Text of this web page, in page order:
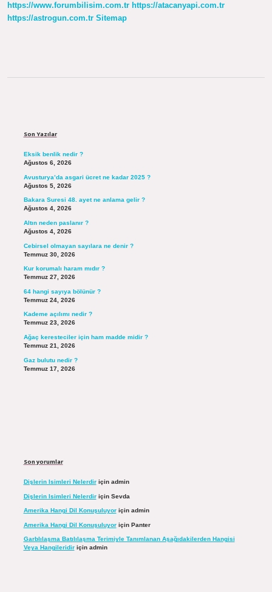
https://www.forumbilisim.com.tr https://atacanyapi.com.tr
https://astrogun.com.tr Sitemap
Son Yazılar
Eksik benlik nedir ?
Ağustos 6, 2026
Avusturya’da asgari ücret ne kadar 2025 ?
Ağustos 5, 2026
Bakara Suresi 48. ayet ne anlama gelir ?
Ağustos 4, 2026
Altın neden paslanır ?
Ağustos 4, 2026
Cebirsel olmayan sayılara ne denir ?
Temmuz 30, 2026
Kur korumalı haram mıdır ?
Temmuz 27, 2026
64 hangi sayıya bölünür ?
Temmuz 24, 2026
Kademe açılımı nedir ?
Temmuz 23, 2026
Ağaç keresteciler için ham madde midir ?
Temmuz 21, 2026
Gaz bulutu nedir ?
Temmuz 17, 2026
Son yorumlar
Dişlerin Isimleri Nelerdiriçin admin
Dişlerin Isimleri Nelerdiriçin Sevda
Amerika Hangi Dil Konuşuluyoriçin admin
Amerika Hangi Dil Konuşuluyoriçin Panter
Garblılaşma Batılılaşma Terimiyle Tanımlanan Aşağıdakilerden Hangisi
Veya Hangileridiriçin admin